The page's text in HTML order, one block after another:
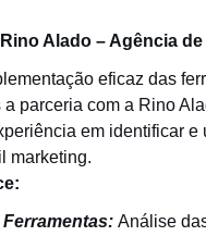
Alado – Agência
eficaz das
parceria com a Rino
em identificar
marketing.
Análise